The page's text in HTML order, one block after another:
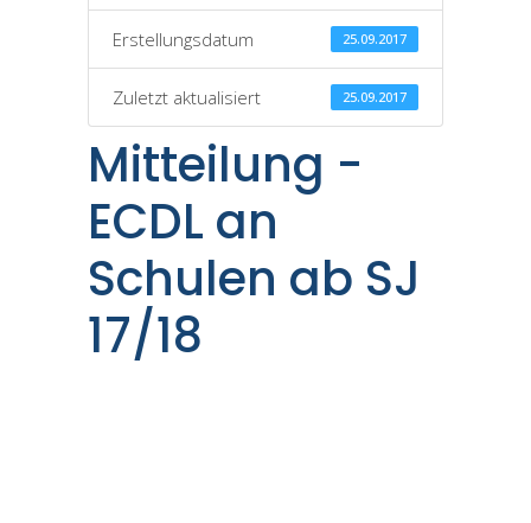
Erstellungsdatum 25.09.2017
Zuletzt aktualisiert 25.09.2017
Mitteilung -
ECDL an
Schulen ab SJ
17/18